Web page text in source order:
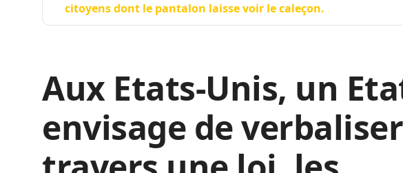
citoyens dont le pantalon laisse voir le caleçon.
Aux Etats-Unis, un
envisage de